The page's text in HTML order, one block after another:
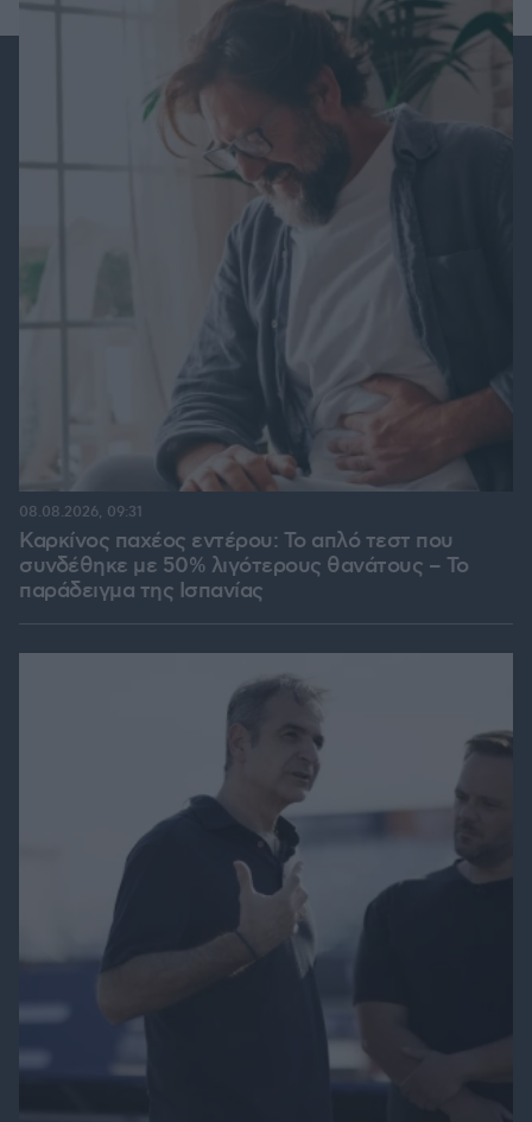
Καρκίνος παχέος εντέρου: Το απλό τεστ που
συνδέθηκε με 50% λιγότερους θανάτους – Το
παράδειγμα της Ισπανίας
08.08.2026, 09:31